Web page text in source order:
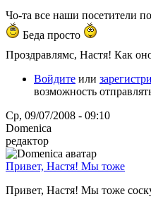
Чо-та все наши посетители
Беда просто
Проздравлямс, Настя! Как
Войдите или
возможность
Ср, 09/07/2008 - 09:10
Domenica
редактор
Привет, Настя! Мы тоже
Привет, Настя! Мы тоже